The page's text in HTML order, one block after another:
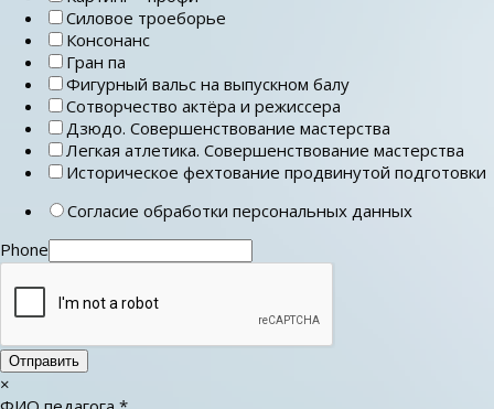
Силовое троеборье
Консонанс
Гран па
Фигурный вальс на выпускном балу
Сотворчество актёра и режиссера
Дзюдо. Совершенствование мастерства
Легкая атлетика. Совершенствование мастерства
Историческое фехтование продвинутой подготовки
Согласие обработки персональных данных
Phone
Отправить
×